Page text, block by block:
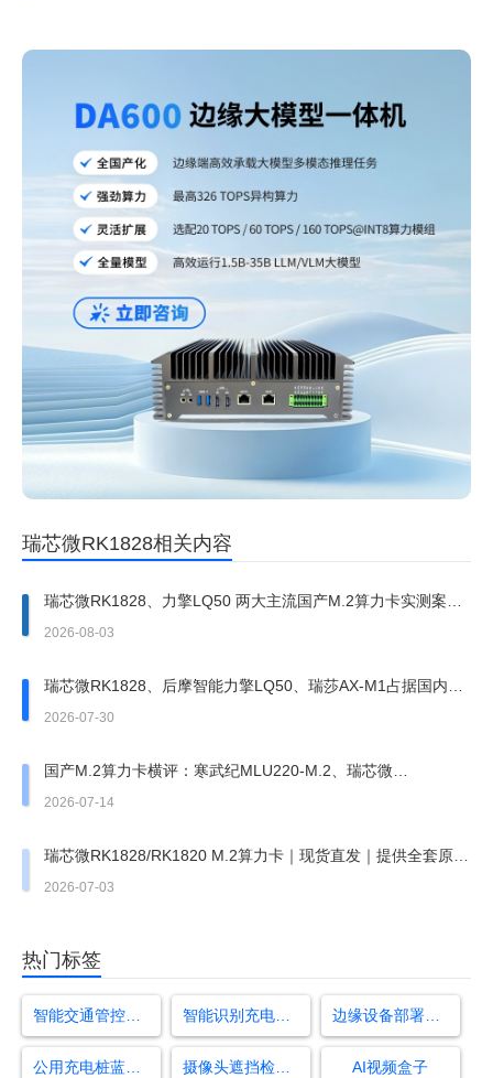
瑞芯微RK1828相关内容
瑞芯微RK1828、力擎LQ50 两大主流国产M.2算力卡实测案例
持续出圈，场景分化明显
2026-08-03
瑞芯微RK1828、后摩智能力擎LQ50、瑞莎AX-M1占据国内边
缘M.2 AI算力模组主流增量市场
2026-07-30
国产M.2算力卡横评：寒武纪MLU220‑M.2、瑞芯微
RK1828‑M.2、后摩LQ50‑M.2综合实力对比
2026-07-14
瑞芯微RK1828/RK1820 M.2算力卡｜现货直发｜提供全套原厂
SDK+硬件原厂资料
2026-07-03
热门标签
智能交通管控平台 智能识别充电枪原理 边缘设备部署深度算法
公用充电桩蓝牌车占用 摄像头遮挡检测算法 AI视频盒子